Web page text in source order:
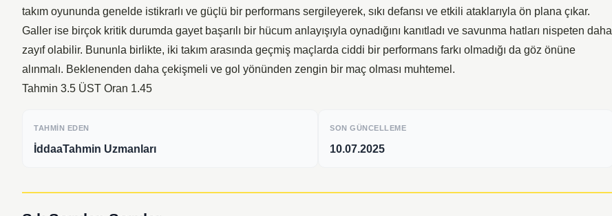
to
increase
decrease
takım oyununda genelde istikrarlı ve güçlü bir performans sergileyerek, sıkı defansı ve etkili ataklarıyla ön plana çıkar.
Galler ise birçok kritik durumda gayet başarılı bir hücum anlayışıyla oynadığını kanıtladı ve savunma hatları nispeten daha
zayıf olabilir. Bununla birlikte, iki takım arasında geçmiş maçlarda ciddi bir performans farkı olmadığı da göz önüne
alınmalı. Beklenenden daha çekişmeli ve gol yönünden zengin bir maç olması muhtemel.
Tahmin 3.5 ÜST Oran 1.45
TAHMIN EDEN
İddaaTahmin Uzmanları
SON GÜNCELLEME
10.07.2025